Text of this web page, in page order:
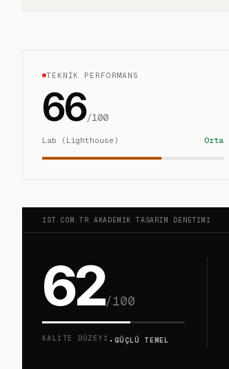
TEKNIK PERFORMANS
66/100
Lab (Lighthouse) Orta
1ST.COM.TR AKADEMIK TASARIM DENETIMI
62/100
KALITE DÜZEYI ·GÜÇLÜ TEMEL